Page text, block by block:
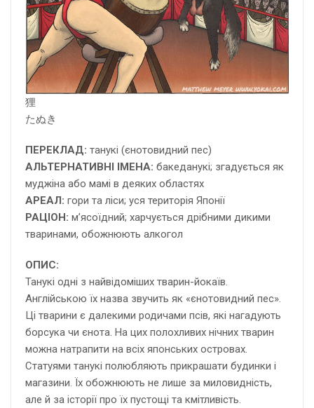
狸
たぬき
ПЕРЕКЛАД: танукі (єнотовидний пес)
АЛЬТЕРНАТИВНІ ІМЕНА: бакеданукі; згадується як
муджіна або мамі в деяких областях
АРЕАЛ: гори та ліси; уся територія Японії
РАЦІОН: м’ясоїдний; харчується дрібними дикими
тваринами, обожнюють алкогол
ОПИС:
Танукі одні з найвідоміших тварин-йокаїв.
Англійською їх назва звучить як «єнотовидний пес».
Ці тварини є далекими родичами псів, які нагадують
борсука чи єнота. На цих полохливих нічних тварин
можна натрапити на всіх японських островах.
Статуями танукі полюбляють прикрашати будинки і
магазини. Їх обожнюють не лише за миловидність,
але й за історії про їх пустощі та кмітливість.